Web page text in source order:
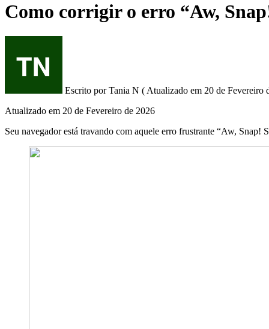
Como corrigir o erro “Aw,
Escrito por Tania N ( Atualizado em 20 de Fevereiro
Atualizado em 20 de Fevereiro de 2026
Seu navegador está travando com aquele erro frustrante “Aw,